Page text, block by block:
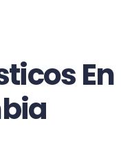
En